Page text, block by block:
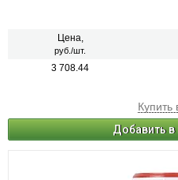
Цена,
руб./шт.
3 708.44
Купить
Добавить в